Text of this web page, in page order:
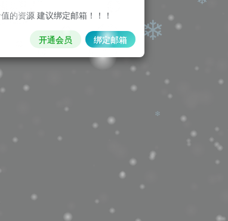
的资源 建议绑定邮箱！！！
开通会员 绑定邮箱
❄
❄